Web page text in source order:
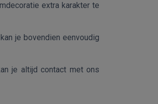
extra karakter te
je bovendien eenvoudig
je altijd contact met ons